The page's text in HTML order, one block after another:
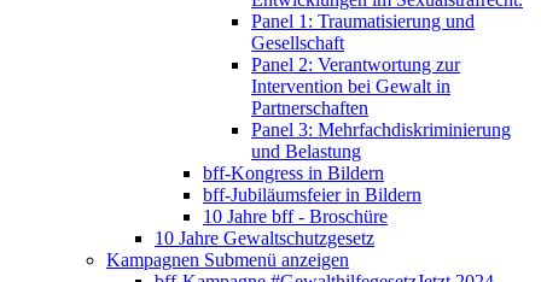
Panel 1: Traumatisierung und
Gesellschaft
Panel 2: Verantwortung zur
Intervention bei Gewalt in
Partnerschaften
Panel 3: Mehrfachdiskriminierung
und Belastung
bff-Kongress in Bildern
bff-Jubiläumsfeier in Bildern
10 Jahre bff - Broschüre
10 Jahre Gewaltschutzgesetz
Kampagnen Submenü anzeigen